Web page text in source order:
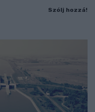
Szólj hozzá!